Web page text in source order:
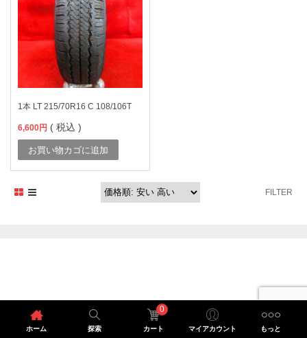
1本 LT 215/70R16 C 108/106T
6,600円 ( 税込 )
お買い物カゴに追加
FILTER
ホーム 探索
0
カート マイアカウント もっと